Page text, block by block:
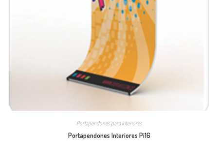
Portapendones para interiores
Portapendones Interiores Pi16